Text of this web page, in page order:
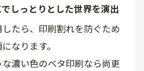
しっとりとした世界を演出
たら、印刷割れを防ぐため
なります。
濃い色のベタ印刷なら尚更